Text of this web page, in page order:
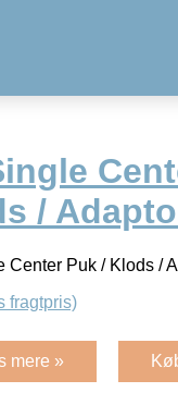
/
Center Puk / Klods /
fragtpris)
mere »